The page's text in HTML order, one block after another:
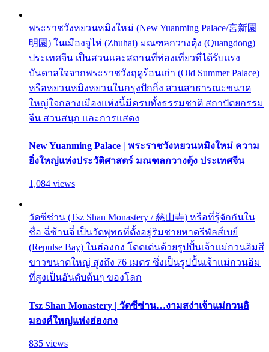
พระราชวังหยวนหมิงใหม่ (New Yuanming Palace/宮新園
明園) ในเมืองจูไห่ (Zhuhai) มณฑลกวางตุ้ง (Quangdong)
ประเทศจีน เป็นสวนและสถานที่ท่องเที่ยวที่ได้รับแรง
บันดาลใจจากพระราชวังฤดูร้อนเก่า (Old Summer Palace)
หรือหยวนหมิงหยวนในกรุงปักกิ่ง สวนสาธารณะขนาด
ใหญ่ใจกลางเมืองแห่งนี้มีครบทั้งธรรมชาติ สถาปัตยกรรม
จีน สวนสนุก และการแสดง
New Yuanming Palace | พระราชวังหยวนหมิงใหม่ ความ
ยิ่งใหญ่แห่งประวัติศาสตร์ มณฑลกวางตุ้ง ประเทศจีน
1,084 views
วัดซีซ่าน (Tsz Shan Monastery / 慈山寺) หรือที่รู้จักกันใน
ชื่อ ฉี่ซ้านจี๋ เป็นวัดพุทธที่ตั้งอยู่ริมชายหาดรีพัลส์เบย์
(Repulse Bay) ในฮ่องกง โดดเด่นด้วยรูปปั้นเจ้าแม่กวนอิมสี
ขาวขนาดใหญ่ สูงถึง 76 เมตร ซึ่งเป็นรูปปั้นเจ้าแม่กวนอิม
ที่สูงเป็นอันดับต้นๆ ของโลก
Tsz Shan Monastery | วัดซีซ่าน…งามสง่าเจ้าแม่กวนอิ
มองค์ใหญ่แห่งฮ่องกง
835 views